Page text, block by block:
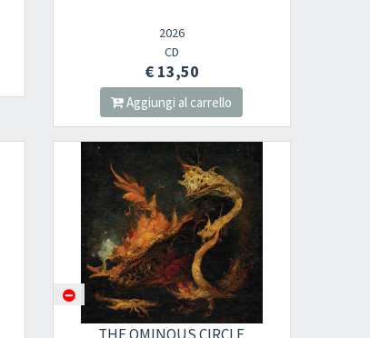
2026
CD
€ 13,50
Aggiungi al carrello